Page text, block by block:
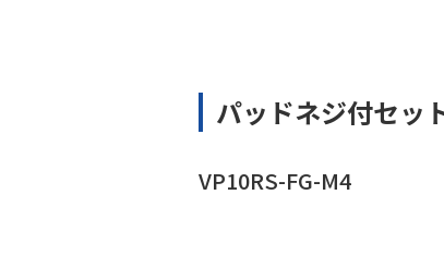
パッドネジ付セッ
VP10RS-FG-M4